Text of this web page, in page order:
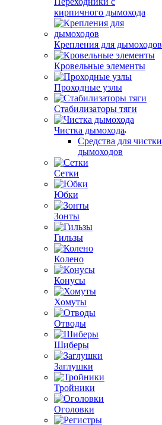
кирпичного дымохода
Крепления для дымоходов
Кровельные элементы
Проходные узлы
Стабилизаторы тяги
Чистка дымохода
Средства для чистки
дымоходов
Сетки
Юбки
Зонты
Гильзы
Колено
Конусы
Хомуты
Отводы
Шиберы
Заглушки
Тройники
Оголовки